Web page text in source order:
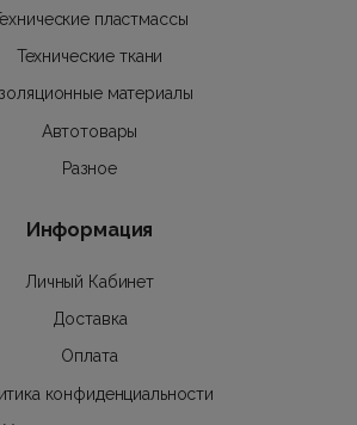
пластмассы
Технические ткани
материалы
Автотовары
Разное
Информация
Личный Кабинет
Доставка
Оплата
конфиденциальности